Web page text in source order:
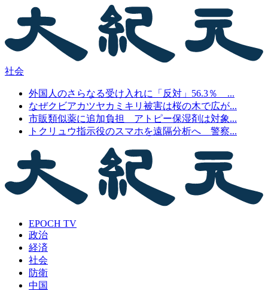
社会
外国人のさらなる受け入れに「反対」56.3％ ...
なぜクビアカツヤカミキリ被害は桜の木で広が...
市販類似薬に追加負担 アトピー保湿剤は対象...
トクリュウ指示役のスマホを遠隔分析へ 警察...
EPOCH TV
政治
経済
社会
防衛
中国